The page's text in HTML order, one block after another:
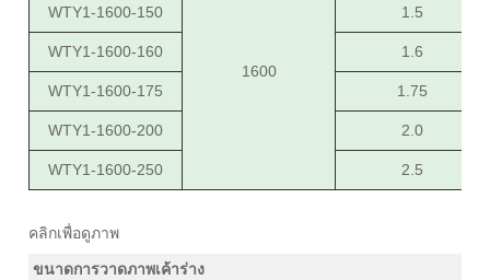
1600
WTY1-1600-150 1.5
WTY1-1600-160 1.6
WTY1-1600-175 1.75
WTY1-1600-200 2.0
WTY1-1600-250 2.5
คลิกเพื่อดูภาพ
ขนาดการวาดภาพเค้าร่าง